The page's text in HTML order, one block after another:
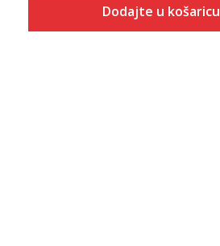
Dodajte u košaricu